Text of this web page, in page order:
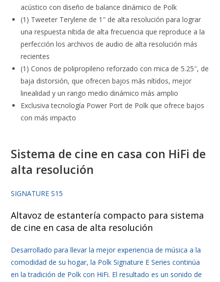
acústico con diseño de balance dinámico de Polk
(1) Tweeter Terylene de 1″ de alta resolución para lograr
una respuesta nítida de alta frecuencia que reproduce a la
perfección los archivos de audio de alta resolución más
recientes
(1) Conos de polipropileno reforzado con mica de 5.25″, de
baja distorsión, que ofrecen bajos más nítidos, mejor
linealidad y un rango medio dinámico más amplio
Exclusiva tecnología Power Port de Polk que ofrece bajos
con más impacto
Sistema de cine en casa con HiFi de
alta resolución
SIGNATURE S15
Altavoz de estantería compacto para sistema
de cine en casa de alta resolución
Desarrollado para llevar la mejor experiencia de música a la
comodidad de su hogar, la Polk Signature E Series continúa
en la tradición de Polk con HiFi. El resultado es un sonido de